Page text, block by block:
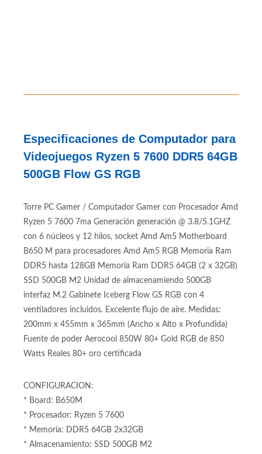
Especificaciones de Computador para
500GB Flow GS RGB
Torre PC Gamer / Computador Gamer con Procesador Amd
Ryzen 5 7600 7ma Generación generación @ 3.8/5.1GHZ
con 6 núcleos y 12 hilos, socket Amd Am5 Motherboard
B650 M para procesadores Amd Am5 RGB Memoria Ram
DDR5 hasta 128GB Memoria Ram DDR5 64GB (2 x 32GB)
SSD 500GB M2 Unidad de almacenamiendo 500GB
interfaz M.2 Gabinete Iceberg Flow GS RGB con 4
ventiladores incluidos. Excelente flujo de aire. Medidas:
200mm x 455mm x 365mm (Ancho x Alto x Profundida)
Watts Reales 80+ oro certificada
CONFIGURACION:
* Board: B650M
* Procesador: Ryzen 5 7600